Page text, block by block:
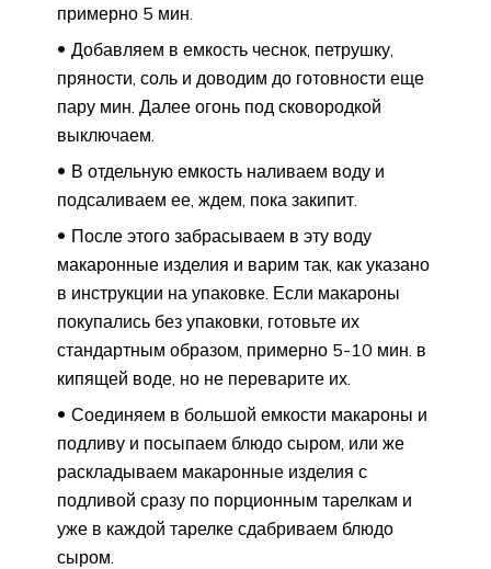
примерно 5 мин.
Добавляем в емкость чеснок, петрушку,
пряности, соль и доводим до готовности еще
пару мин. Далее огонь под сковородкой
выключаем.
В отдельную емкость наливаем воду и
подсаливаем ее, ждем, пока закипит.
После этого забрасываем в эту воду
макаронные изделия и варим так, как указано
в инструкции на упаковке. Если макароны
покупались без упаковки, готовьте их
стандартным образом, примерно 5-10 мин. в
кипящей воде, но не переварите их.
Соединяем в большой емкости макароны и
подливу и посыпаем блюдо сыром, или же
раскладываем макаронные изделия с
подливой сразу по порционным тарелкам и
уже в каждой тарелке сдабриваем блюдо
сыром.